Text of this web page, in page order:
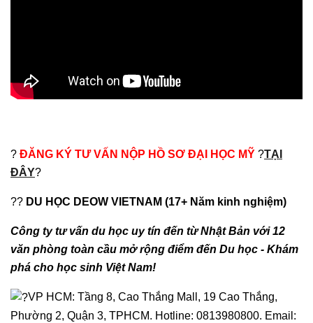
? ĐĂNG KÝ TƯ VẤN NỘP HỒ SƠ ĐẠI HỌC MỸ ?TẠI
ĐÂY?
?? DU HỌC DEOW VIETNAM (17+ Năm kinh nghiệm)
Công ty tư vấn du học uy tín đến từ Nhật Bản với 12
văn phòng toàn cầu mở rộng điểm đến Du học - Khám
phá cho học sinh Việt Nam!
VP HCM: Tầng 8, Cao Thắng Mall, 19 Cao Thắng,
Phường 2, Quận 3, TPHCM. Hotline: 0813980800. Email: